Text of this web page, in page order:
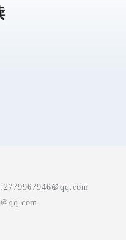
＠qq.com
qq.com